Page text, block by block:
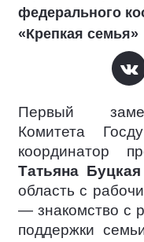
федерального
«Крепкая семья»
Первый
Комитета
координатор
Татьяна Буцкая
область с
— знакомство с
поддержки